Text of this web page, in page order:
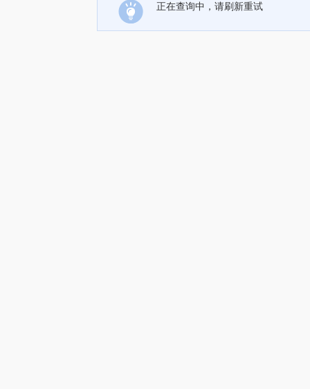
正在查询中，请刷新重试